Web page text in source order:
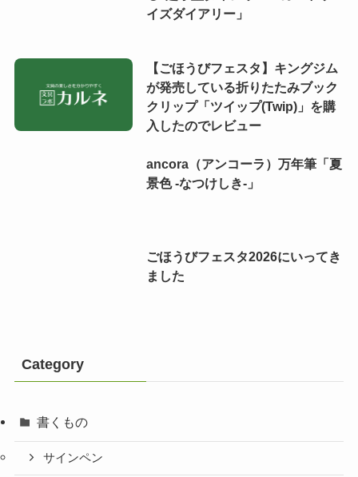
イズダイアリー」
【ごほうびフェスタ】キングジム
が発売している折りたたみブック
クリップ「ツイップ(Twip)」を購
入したのでレビュー
ancora（アンコーラ）万年筆「夏
景色 -なつけしき-」
ごほうびフェスタ2026にいってき
ました
Category
書くもの
サインペン